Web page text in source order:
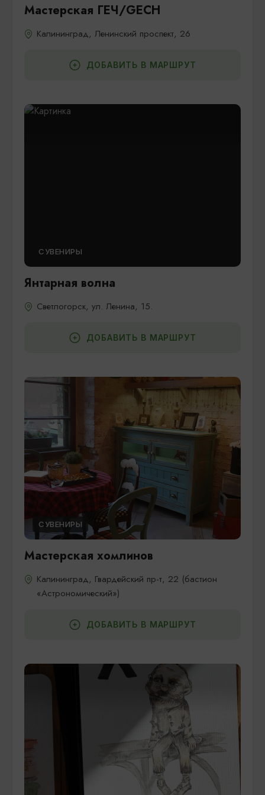
Мастерская ГЕЧ/GECH
Калининград, Ленинский проспект, 26
ДОБАВИТЬ В МАРШРУТ
СУВЕНИРЫ
Янтарная волна
Светлогорск, ул. Ленина, 15.
ДОБАВИТЬ В МАРШРУТ
СУВЕНИРЫ
Мастерская хомлинов
Калининград, Гвардейский пр-т, 22 (бастион
«Астрономический»)
ДОБАВИТЬ В МАРШРУТ